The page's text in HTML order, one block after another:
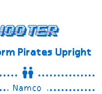
PiratesUpright
Namco